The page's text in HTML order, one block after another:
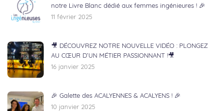
notre Livre Blanc dédié aux femmes ingénieures ! 🎉
11 février 2025
🎥 DÉCOUVREZ NOTRE NOUVELLE VIDÉO : PLONGEZ
AU CŒUR D’UN MÉTIER PASSIONNANT !🎥
16 janvier 2025
🎉 Galette des ACALYENNES & ACALYENS ! 🎉
10 janvier 2025